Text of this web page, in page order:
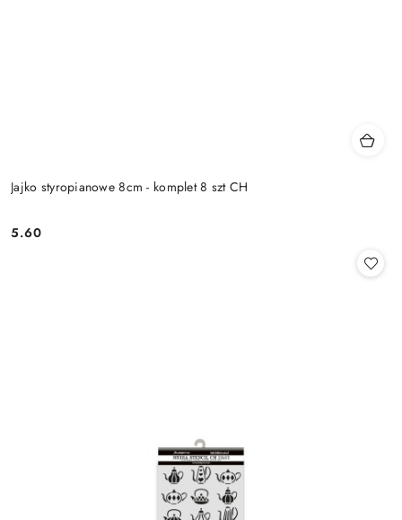
Jajko styropianowe 8cm - komplet 8 szt CH
Cena:
5.60